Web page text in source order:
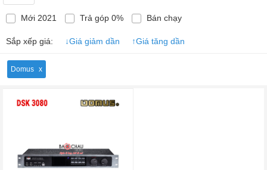
Mới 2021 Trả góp 0% Bán chạy
Sắp xếp giá: ↓Giá giảm dần ↑Giá tăng dần
Domus